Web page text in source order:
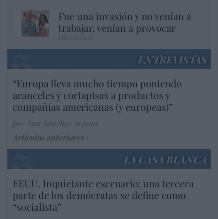
Fue una invasión y no venían a
trabajar, venían a provocar
ENTREVISTAS
“Europa lleva mucho tiempo poniendo
aranceles y cortapisas a productos y
compañías americanas (y europeas)”
Artículos anteriores
LA CASA BLANCA
EEUU. Inquietante escenario: una tercera
parte de los demócratas se define como
“socialista”